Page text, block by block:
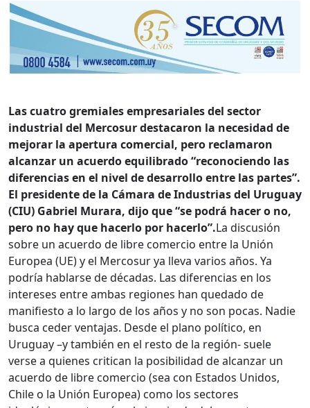
Las cuatro gremiales empresariales del sector
industrial del Mercosur destacaron la necesidad de
mejorar la apertura comercial, pero reclamaron
alcanzar un acuerdo equilibrado “reconociendo las
diferencias en el nivel de desarrollo entre las partes”.
El presidente de la Cámara de Industrias del Uruguay
(CIU) Gabriel Murara, dijo que “se podrá hacer o no,
pero no hay que hacerlo por hacerlo”.La discusión
sobre un acuerdo de libre comercio entre la Unión
Europea (UE) y el Mercosur ya lleva varios años. Ya
podría hablarse de décadas. Las diferencias en los
intereses entre ambas regiones han quedado de
manifiesto a lo largo de los años y no son pocas. Nadie
busca ceder ventajas. Desde el plano político, en
Uruguay –y también en el resto de la región- suele
verse a quienes critican la posibilidad de alcanzar un
acuerdo de libre comercio (sea con Estados Unidos,
Chile o la Unión Europea) como los sectores